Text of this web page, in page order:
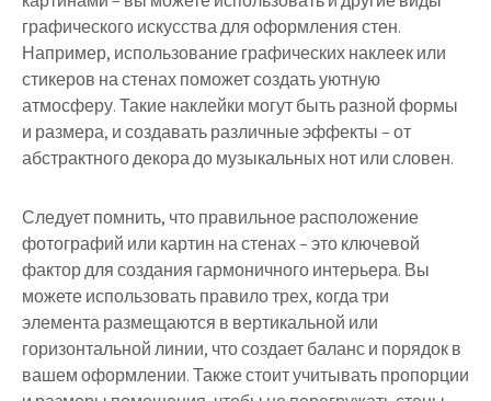
графического искусства для оформления стен.
Например, использование графических наклеек или
стикеров на стенах поможет создать уютную
атмосферу. Такие наклейки могут быть разной формы
и размера, и создавать различные эффекты – от
абстрактного декора до музыкальных нот или словен.
Следует помнить, что правильное расположение
фотографий или картин на стенах – это ключевой
фактор для создания гармоничного интерьера. Вы
можете использовать правило трех, когда три
элемента размещаются в вертикальной или
горизонтальной линии, что создает баланс и порядок в
вашем оформлении. Также стоит учитывать пропорции